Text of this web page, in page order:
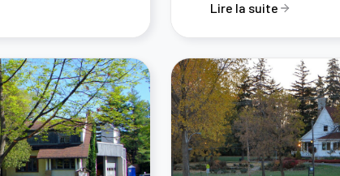
Lire la suite